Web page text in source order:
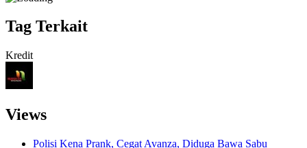
Tag Terkait
Kredit
Views
Polisi Kena Prank, Cegat Avanza, Diduga Bawa Sabu